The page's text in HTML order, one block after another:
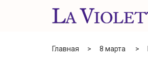
Главная 8 марта